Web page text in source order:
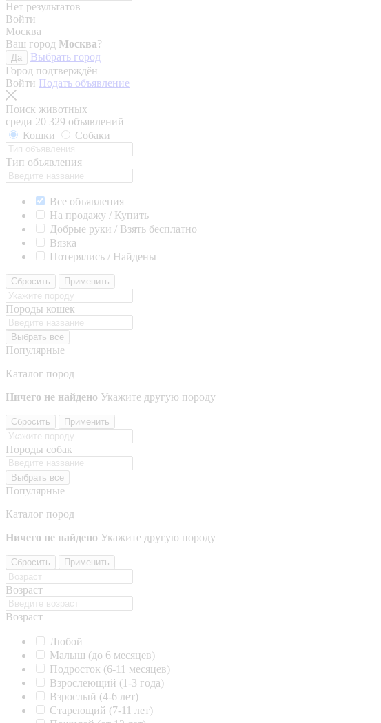
Нет результатов
Войти
Москва
Ваш город Москва?
Да
Выбрать город
Город подтверждён
Войти Подать объявление
Поиск животных
среди 20 329 объявлений
Кошки
Собаки
Тип объявления
Все объявления
На продажу / Купить
Добрые руки / Взять бесплатно
Вязка
Потерялись / Найдены
Сбросить Применить
Породы кошек
Выбрать все
Популярные
Каталог пород
Ничего не найдено Укажите другую породу
Сбросить Применить
Породы собак
Выбрать все
Популярные
Каталог пород
Ничего не найдено Укажите другую породу
Сбросить Применить
Возраст
Возраст
Любой
Малыш (до 6 месяцев)
Подросток (6-11 месяцев)
Взрослеющий (1-3 года)
Взрослый (4-6 лет)
Стареющий (7-11 лет)